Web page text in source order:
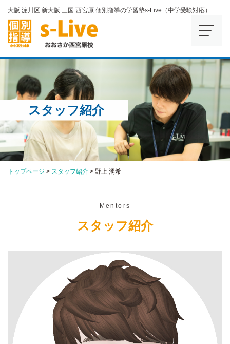
大阪 淀川区 新大阪 三国 西宮原 個別指導の学習塾s-Live（中学受験対応）
スタッフ紹介
トップページ > スタッフ紹介 > 野上 湧希
Mentors
スタッフ紹介